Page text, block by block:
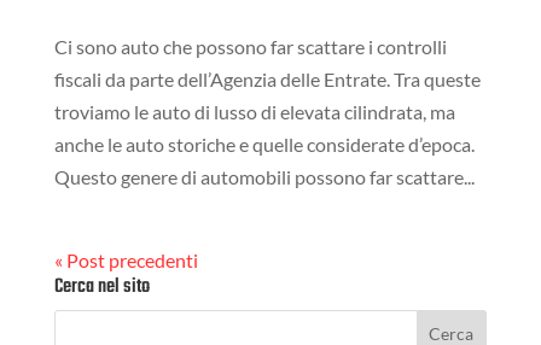
Ci sono auto che possono far scattare i controlli
fiscali da parte dell’Agenzia delle Entrate. Tra queste
troviamo le auto di lusso di elevata cilindrata, ma
anche le auto storiche e quelle considerate d’epoca.
Questo genere di automobili possono far scattare...
« Post precedenti
Cerca nel sito